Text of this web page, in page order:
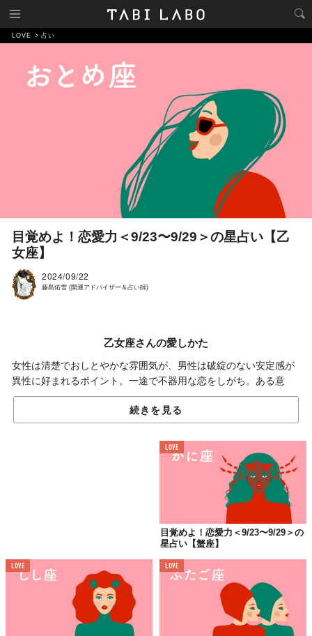
LOVE 占い
目覚めよ！恋愛力＜9/23〜9/29＞の星占い【乙
女座】
2024/09/22
藤島佑雪 (開運アドバイザー＆占い師)
乙女座さんの愛しかた
女性は清楚でおしとやかな雰囲気が、男性は破綻のない安定感が
異性に好まれるポイント。一途で不器用な恋をしがち。ある意
味、12星座中No.1の恋愛ベタかも。というのも、自分の中の常
識、マイルールを「え、みんなそうだよね？」と思い込んでいる
から。「みんな違って、みんないい」という概念をもてば、もっ
いつも以上に見た目や言葉遣い、仕草がきれいに見えるよう、気
を使うといいことがありそうです。で、今週は全体運を上げたけ
れば、趣味や勉強など、今取り組んでいることに没頭して、とこ
とん楽しむこと！ 楽しいことは楽しいところにやってきますから
続きを見る
LOVE
目覚めよ！恋愛力＜9/23〜9/29＞の
星占い【蟹座】
LOVE LOVE